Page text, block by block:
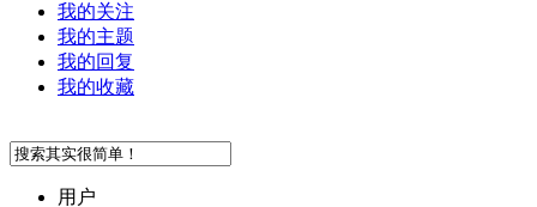
我的关注
我的主题
我的回复
我的收藏
用户